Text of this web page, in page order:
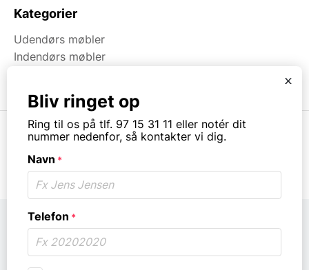
Kategorier
Udendørs møbler
Indendørs møbler
x
Bliv ringet op
Ring til os på tlf. 97 15 31 11 eller notér dit
nummer nedenfor, så kontakter vi dig.
Navn *
Telefon *